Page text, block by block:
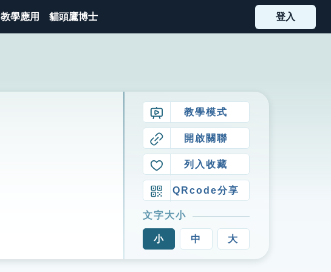
教學應用 貓頭鷹博士 登入
教學模式
開啟關聯
列入收藏
QRcode分享
文字大小
小 中 大